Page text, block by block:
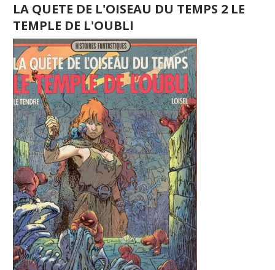
LA QUETE DE L'OISEAU DU TEMPS 2 LE
TEMPLE DE L'OUBLI